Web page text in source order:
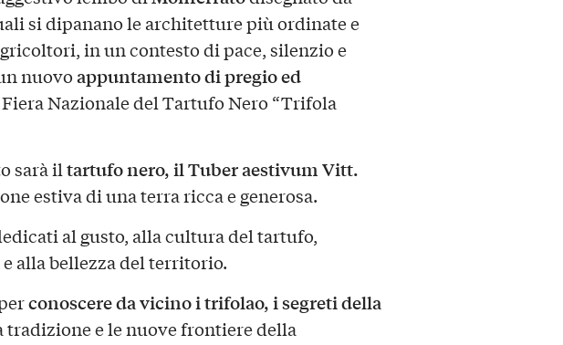
si dipanano le architetture più ordinate e
in un contesto di pace, silenzio e
nuovoappuntamento di pregio ed
Nazionale del Tartufo Nero “Trifola
sarà iltartufo nero, il Tuber aestivum Vitt.
estiva di una terra ricca e generosa.
al gusto, alla cultura del tartufo,
alla bellezza del territorio.
conoscere da vicino i trifolao, i segreti della
e le nuove frontiere della